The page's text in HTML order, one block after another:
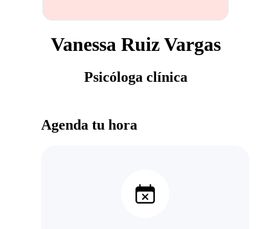
Vanessa Ruiz Vargas
Psicóloga clínica
Agenda tu hora